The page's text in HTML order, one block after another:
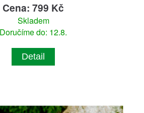
Cena: 799 Kč
Skladem
Doručíme do: 12.8.
Detail